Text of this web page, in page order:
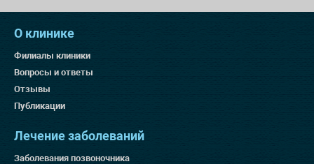
О клинике
Филиалы клиники
Вопросы и ответы
Отзывы
Публикации
Лечение заболеваний
Заболевания позвоночника